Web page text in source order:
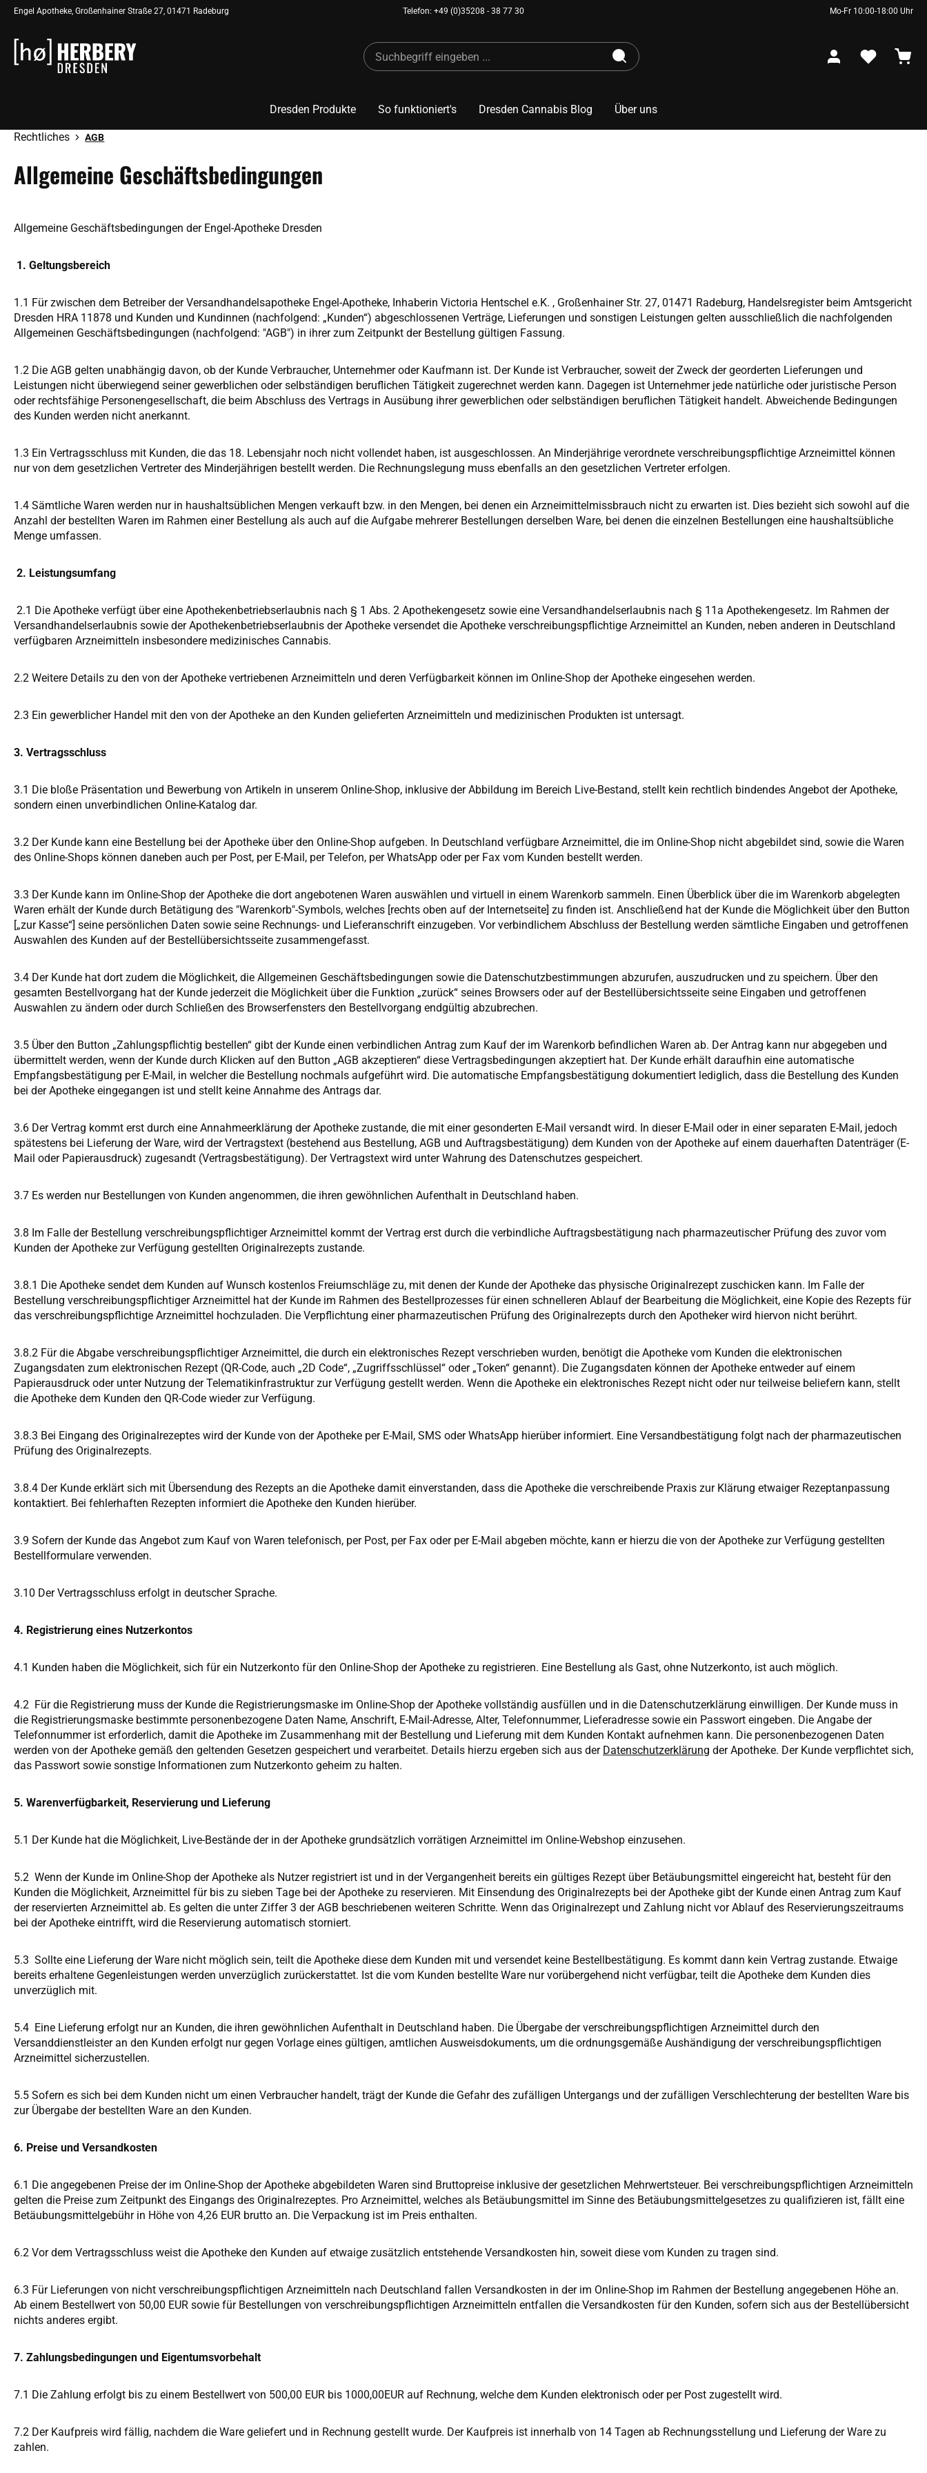
Zur Hauptnavigation springen
Engel Apotheke, Großenhainer Straße 27, 01471 Radeburg Telefon: +49 (0)35208 - 38 77 30 Mo-Fr 10:00-18:00 Uhr
Dresden Produkte So funktioniert's Dresden Cannabis Blog Über uns
Rechtliches AGB
Allgemeine Geschäftsbedingungen
Allgemeine Geschäftsbedingungen der Engel-Apotheke Dresden
1. Geltungsbereich
1.1 Für zwischen dem Betreiber der Versandhandelsapotheke Engel-Apotheke, Inhaberin Victoria Hentschel e.K. , Großenhainer Str. 27, 01471 Radeburg, Handelsregister beim Amtsgericht
Dresden HRA 11878 und Kunden und Kundinnen (nachfolgend: „Kunden“) abgeschlossenen Verträge, Lieferungen und sonstigen Leistungen gelten ausschließlich die nachfolgenden
Allgemeinen Geschäftsbedingungen (nachfolgend: "AGB") in ihrer zum Zeitpunkt der Bestellung gültigen Fassung.
1.2 Die AGB gelten unabhängig davon, ob der Kunde Verbraucher, Unternehmer oder Kaufmann ist. Der Kunde ist Verbraucher, soweit der Zweck der georderten Lieferungen und
Leistungen nicht überwiegend seiner gewerblichen oder selbständigen beruflichen Tätigkeit zugerechnet werden kann. Dagegen ist Unternehmer jede natürliche oder juristische Person
oder rechtsfähige Personengesellschaft, die beim Abschluss des Vertrags in Ausübung ihrer gewerblichen oder selbständigen beruflichen Tätigkeit handelt. Abweichende Bedingungen
des Kunden werden nicht anerkannt.
1.3 Ein Vertragsschluss mit Kunden, die das 18. Lebensjahr noch nicht vollendet haben, ist ausgeschlossen. An Minderjährige verordnete verschreibungspflichtige Arzneimittel können
nur von dem gesetzlichen Vertreter des Minderjährigen bestellt werden. Die Rechnungslegung muss ebenfalls an den gesetzlichen Vertreter erfolgen.
1.4 Sämtliche Waren werden nur in haushaltsüblichen Mengen verkauft bzw. in den Mengen, bei denen ein Arzneimittelmissbrauch nicht zu erwarten ist. Dies bezieht sich sowohl auf die
Anzahl der bestellten Waren im Rahmen einer Bestellung als auch auf die Aufgabe mehrerer Bestellungen derselben Ware, bei denen die einzelnen Bestellungen eine haushaltsübliche
Menge umfassen.
2. Leistungsumfang
2.1 Die Apotheke verfügt über eine Apothekenbetriebserlaubnis nach § 1 Abs. 2 Apothekengesetz sowie eine Versandhandelserlaubnis nach § 11a Apothekengesetz. Im Rahmen der
Versandhandelserlaubnis sowie der Apothekenbetriebserlaubnis der Apotheke versendet die Apotheke verschreibungspflichtige Arzneimittel an Kunden, neben anderen in Deutschland
verfügbaren Arzneimitteln insbesondere medizinisches Cannabis.
2.2 Weitere Details zu den von der Apotheke vertriebenen Arzneimitteln und deren Verfügbarkeit können im Online-Shop der Apotheke eingesehen werden.
2.3 Ein gewerblicher Handel mit den von der Apotheke an den Kunden gelieferten Arzneimitteln und medizinischen Produkten ist untersagt.
3. Vertragsschluss
3.1 Die bloße Präsentation und Bewerbung von Artikeln in unserem Online-Shop, inklusive der Abbildung im Bereich Live-Bestand, stellt kein rechtlich bindendes Angebot der Apotheke,
sondern einen unverbindlichen Online-Katalog dar.
3.2 Der Kunde kann eine Bestellung bei der Apotheke über den Online-Shop aufgeben. In Deutschland verfügbare Arzneimittel, die im Online-Shop nicht abgebildet sind, sowie die Waren
des Online-Shops können daneben auch per Post, per E-Mail, per Telefon, per WhatsApp oder per Fax vom Kunden bestellt werden.
3.3 Der Kunde kann im Online-Shop der Apotheke die dort angebotenen Waren auswählen und virtuell in einem Warenkorb sammeln. Einen Überblick über die im Warenkorb abgelegten
Waren erhält der Kunde durch Betätigung des "Warenkorb"-Symbols, welches [rechts oben auf der Internetseite] zu finden ist. Anschließend hat der Kunde die Möglichkeit über den Button
[„zur Kasse“] seine persönlichen Daten sowie seine Rechnungs- und Lieferanschrift einzugeben. Vor verbindlichem Abschluss der Bestellung werden sämtliche Eingaben und getroffenen
Auswahlen des Kunden auf der Bestellübersichtsseite zusammengefasst.
3.4 Der Kunde hat dort zudem die Möglichkeit, die Allgemeinen Geschäftsbedingungen sowie die Datenschutzbestimmungen abzurufen, auszudrucken und zu speichern. Über den
gesamten Bestellvorgang hat der Kunde jederzeit die Möglichkeit über die Funktion „zurück“ seines Browsers oder auf der Bestellübersichtsseite seine Eingaben und getroffenen
Auswahlen zu ändern oder durch Schließen des Browserfensters den Bestellvorgang endgültig abzubrechen.
3.5 Über den Button „Zahlungspflichtig bestellen“ gibt der Kunde einen verbindlichen Antrag zum Kauf der im Warenkorb befindlichen Waren ab. Der Antrag kann nur abgegeben und
übermittelt werden, wenn der Kunde durch Klicken auf den Button „AGB akzeptieren“ diese Vertragsbedingungen akzeptiert hat. Der Kunde erhält daraufhin eine automatische
Empfangsbestätigung per E-Mail, in welcher die Bestellung nochmals aufgeführt wird. Die automatische Empfangsbestätigung dokumentiert lediglich, dass die Bestellung des Kunden
bei der Apotheke eingegangen ist und stellt keine Annahme des Antrags dar.
3.6 Der Vertrag kommt erst durch eine Annahmeerklärung der Apotheke zustande, die mit einer gesonderten E-Mail versandt wird. In dieser E-Mail oder in einer separaten E-Mail, jedoch
spätestens bei Lieferung der Ware, wird der Vertragstext (bestehend aus Bestellung, AGB und Auftragsbestätigung) dem Kunden von der Apotheke auf einem dauerhaften Datenträger (E-
Mail oder Papierausdruck) zugesandt (Vertragsbestätigung). Der Vertragstext wird unter Wahrung des Datenschutzes gespeichert.
3.7 Es werden nur Bestellungen von Kunden angenommen, die ihren gewöhnlichen Aufenthalt in Deutschland haben.
3.8 Im Falle der Bestellung verschreibungspflichtiger Arzneimittel kommt der Vertrag erst durch die verbindliche Auftragsbestätigung nach pharmazeutischer Prüfung des zuvor vom
Kunden der Apotheke zur Verfügung gestellten Originalrezepts zustande.
3.8.1 Die Apotheke sendet dem Kunden auf Wunsch kostenlos Freiumschläge zu, mit denen der Kunde der Apotheke das physische Originalrezept zuschicken kann. Im Falle der
Bestellung verschreibungspflichtiger Arzneimittel hat der Kunde im Rahmen des Bestellprozesses für einen schnelleren Ablauf der Bearbeitung die Möglichkeit, eine Kopie des Rezepts für
das verschreibungspflichtige Arzneimittel hochzuladen. Die Verpflichtung einer pharmazeutischen Prüfung des Originalrezepts durch den Apotheker wird hiervon nicht berührt.
3.8.2 Für die Abgabe verschreibungspflichtiger Arzneimittel, die durch ein elektronisches Rezept verschrieben wurden, benötigt die Apotheke vom Kunden die elektronischen
Zugangsdaten zum elektronischen Rezept (QR-Code, auch „2D Code“, „Zugriffsschlüssel“ oder „Token“ genannt). Die Zugangsdaten können der Apotheke entweder auf einem
Papierausdruck oder unter Nutzung der Telematikinfrastruktur zur Verfügung gestellt werden. Wenn die Apotheke ein elektronisches Rezept nicht oder nur teilweise beliefern kann, stellt
die Apotheke dem Kunden den QR-Code wieder zur Verfügung.
3.8.3 Bei Eingang des Originalrezeptes wird der Kunde von der Apotheke per E-Mail, SMS oder WhatsApp hierüber informiert. Eine Versandbestätigung folgt nach der pharmazeutischen
Prüfung des Originalrezepts.
3.8.4 Der Kunde erklärt sich mit Übersendung des Rezepts an die Apotheke damit einverstanden, dass die Apotheke die verschreibende Praxis zur Klärung etwaiger Rezeptanpassung
kontaktiert. Bei fehlerhaften Rezepten informiert die Apotheke den Kunden hierüber.
3.9 Sofern der Kunde das Angebot zum Kauf von Waren telefonisch, per Post, per Fax oder per E-Mail abgeben möchte, kann er hierzu die von der Apotheke zur Verfügung gestellten
Bestellformulare verwenden.
3.10 Der Vertragsschluss erfolgt in deutscher Sprache.
4. Registrierung eines Nutzerkontos
4.1 Kunden haben die Möglichkeit, sich für ein Nutzerkonto für den Online-Shop der Apotheke zu registrieren. Eine Bestellung als Gast, ohne Nutzerkonto, ist auch möglich.
4.2 Für die Registrierung muss der Kunde die Registrierungsmaske im Online-Shop der Apotheke vollständig ausfüllen und in die Datenschutzerklärung einwilligen. Der Kunde muss in
die Registrierungsmaske bestimmte personenbezogene Daten Name, Anschrift, E-Mail-Adresse, Alter, Telefonnummer, Lieferadresse sowie ein Passwort eingeben. Die Angabe der
Telefonnummer ist erforderlich, damit die Apotheke im Zusammenhang mit der Bestellung und Lieferung mit dem Kunden Kontakt aufnehmen kann. Die personenbezogenen Daten
werden von der Apotheke gemäß den geltenden Gesetzen gespeichert und verarbeitet. Details hierzu ergeben sich aus der Datenschutzerklärung der Apotheke. Der Kunde verpflichtet sich,
das Passwort sowie sonstige Informationen zum Nutzerkonto geheim zu halten.
5. Warenverfügbarkeit, Reservierung und Lieferung
5.1 Der Kunde hat die Möglichkeit, Live-Bestände der in der Apotheke grundsätzlich vorrätigen Arzneimittel im Online-Webshop einzusehen.
5.2 Wenn der Kunde im Online-Shop der Apotheke als Nutzer registriert ist und in der Vergangenheit bereits ein gültiges Rezept über Betäubungsmittel eingereicht hat, besteht für den
Kunden die Möglichkeit, Arzneimittel für bis zu sieben Tage bei der Apotheke zu reservieren. Mit Einsendung des Originalrezepts bei der Apotheke gibt der Kunde einen Antrag zum Kauf
der reservierten Arzneimittel ab. Es gelten die unter Ziffer 3 der AGB beschriebenen weiteren Schritte. Wenn das Originalrezept und Zahlung nicht vor Ablauf des Reservierungszeitraums
bei der Apotheke eintrifft, wird die Reservierung automatisch storniert.
5.3 Sollte eine Lieferung der Ware nicht möglich sein, teilt die Apotheke diese dem Kunden mit und versendet keine Bestellbestätigung. Es kommt dann kein Vertrag zustande. Etwaige
bereits erhaltene Gegenleistungen werden unverzüglich zurückerstattet. Ist die vom Kunden bestellte Ware nur vorübergehend nicht verfügbar, teilt die Apotheke dem Kunden dies
unverzüglich mit.
5.4 Eine Lieferung erfolgt nur an Kunden, die ihren gewöhnlichen Aufenthalt in Deutschland haben. Die Übergabe der verschreibungspflichtigen Arzneimittel durch den
Versanddienstleister an den Kunden erfolgt nur gegen Vorlage eines gültigen, amtlichen Ausweisdokuments, um die ordnungsgemäße Aushändigung der verschreibungspflichtigen
Arzneimittel sicherzustellen.
5.5 Sofern es sich bei dem Kunden nicht um einen Verbraucher handelt, trägt der Kunde die Gefahr des zufälligen Untergangs und der zufälligen Verschlechterung der bestellten Ware bis
zur Übergabe der bestellten Ware an den Kunden.
6. Preise und Versandkosten
6.1 Die angegebenen Preise der im Online-Shop der Apotheke abgebildeten Waren sind Bruttopreise inklusive der gesetzlichen Mehrwertsteuer. Bei verschreibungspflichtigen Arzneimitteln
gelten die Preise zum Zeitpunkt des Eingangs des Originalrezeptes. Pro Arzneimittel, welches als Betäubungsmittel im Sinne des Betäubungsmittelgesetzes zu qualifizieren ist, fällt eine
Betäubungsmittelgebühr in Höhe von 4,26 EUR brutto an. Die Verpackung ist im Preis enthalten.
6.2 Vor dem Vertragsschluss weist die Apotheke den Kunden auf etwaige zusätzlich entstehende Versandkosten hin, soweit diese vom Kunden zu tragen sind.
6.3 Für Lieferungen von nicht verschreibungspflichtigen Arzneimitteln nach Deutschland fallen Versandkosten in der im Online-Shop im Rahmen der Bestellung angegebenen Höhe an.
Ab einem Bestellwert von 50,00 EUR sowie für Bestellungen von verschreibungspflichtigen Arzneimitteln entfallen die Versandkosten für den Kunden, sofern sich aus der Bestellübersicht
nichts anderes ergibt.
7. Zahlungsbedingungen und Eigentumsvorbehalt
7.1 Die Zahlung erfolgt bis zu einem Bestellwert von 500,00 EUR bis 1000,00EUR auf Rechnung, welche dem Kunden elektronisch oder per Post zugestellt wird.
7.2 Der Kaufpreis wird fällig, nachdem die Ware geliefert und in Rechnung gestellt wurde. Der Kaufpreis ist innerhalb von 14 Tagen ab Rechnungsstellung und Lieferung der Ware zu
zahlen.